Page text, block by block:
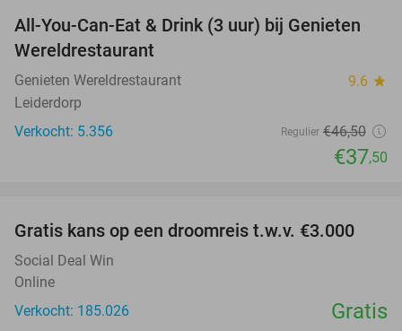
19%
All-You-Can-Eat & Drink (3 uur) bij Genieten
Wereldrestaurant
Genieten Wereldrestaurant 9.6 star
Leiderdorp
Verkocht: 5.356
Regulier €46,50
€37,50
Gratis kans op een droomreis t.w.v. €3.000
Social Deal Win
Online
Verkocht: 185.026
Gratis